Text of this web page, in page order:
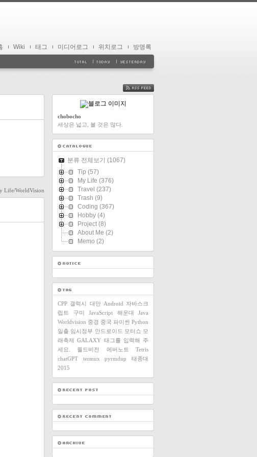
Wiki 태그 미디어로그 위치로그 방명록
Life/WorldVision
FEED
chobocho
세상은 넓고, 볼 것은 많다.
분류 전체보기 (1067)
Tip (57)
My Life (376)
Travel (237)
Trash (9)
Coding (367)
Hobby (4)
Project (8)
About Me (2)
Memo (2)
CPP 갤럭시 대만 Android 자바스크
립트
구미 JavaScript 해운대
Java
Worldvision 중경 중국 파이썬 Python
일출 임시정부 안드로이드 모터쇼 모
래축제 GALAXY 태그를 입력해 주
세요.
월드비전 에버노트
Tetris
chatGPT
termux pyrmdup
태종대
2015